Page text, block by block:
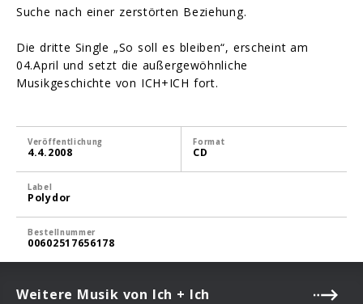
Suche nach einer zerstörten Beziehung.
Die dritte Single „So soll es bleiben“, erscheint am
04.April und setzt die außergewöhnliche
Musikgeschichte von ICH+ICH fort.
Veröffentlichung
4.4.2008
Format
CD
Label
Polydor
Bestellnummer
00602517656178
Weitere Musik von Ich + Ich